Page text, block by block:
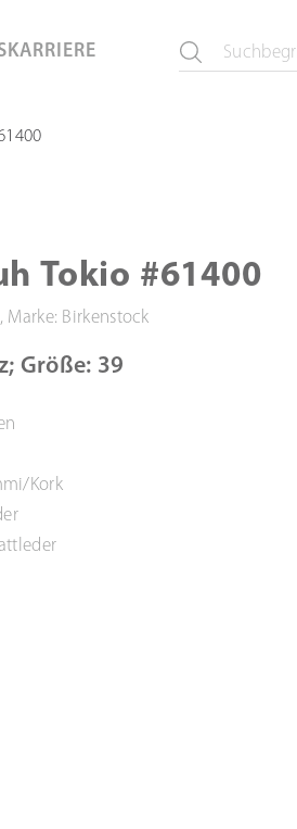
KARRIERE
Tokio #61400
Marke: Birkenstock
Größe: 39
Kork